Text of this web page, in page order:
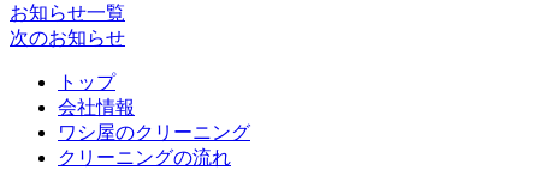
お知らせ一覧
次のお知らせ
トップ
会社情報
ワシ屋のクリーニング
クリーニングの流れ